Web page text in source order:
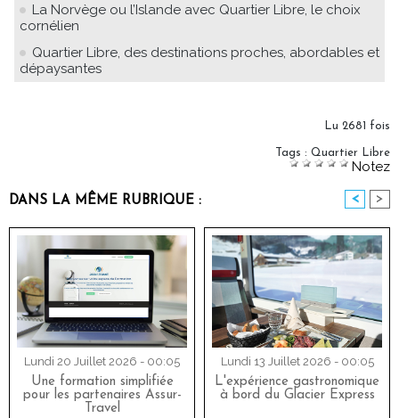
La Norvège ou l’Islande avec Quartier Libre, le choix
cornélien
Quartier Libre, des destinations proches, abordables et
dépaysantes
Lu 2681 fois
Tags : Quartier Libre
Notez
DANS LA MÊME RUBRIQUE : < >
Lundi 20 Juillet 2026 - 00:05
Une formation simplifiée
pour les partenaires Assur-
Travel
Lundi 13 Juillet 2026 - 00:05
L'expérience gastronomique
à bord du Glacier Express